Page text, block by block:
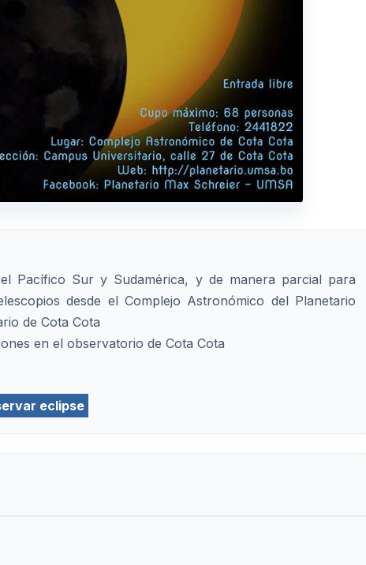
Pacífico Sur y Sudamérica, y de manera parcial para
desde el Complejo Astronómico del Planetario
de Cota Cota
en el observatorio de Cota Cota
eclipse